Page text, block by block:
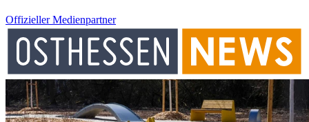
Offizieller Medienpartner